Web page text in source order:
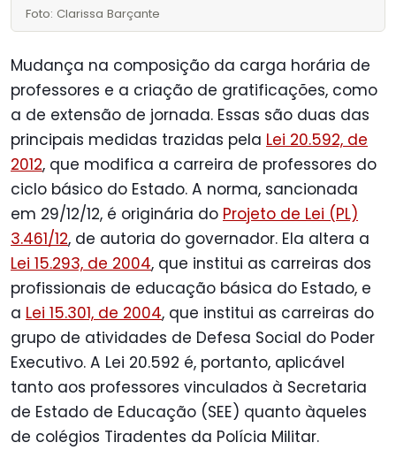
Foto: Clarissa Barçante
Mudança na composição da carga horária de
professores e a criação de gratificações, como
a de extensão de jornada. Essas são duas das
principais medidas trazidas pela Lei 20.592, de
2012, que modifica a carreira de professores do
ciclo básico do Estado. A norma, sancionada
em 29/12/12, é originária do Projeto de Lei (PL)
3.461/12, de autoria do governador. Ela altera a
Lei 15.293, de 2004, que institui as carreiras dos
profissionais de educação básica do Estado, e
a Lei 15.301, de 2004, que institui as carreiras do
grupo de atividades de Defesa Social do Poder
Executivo. A Lei 20.592 é, portanto, aplicável
tanto aos professores vinculados à Secretaria
de Estado de Educação (SEE) quanto àqueles
de colégios Tiradentes da Polícia Militar.